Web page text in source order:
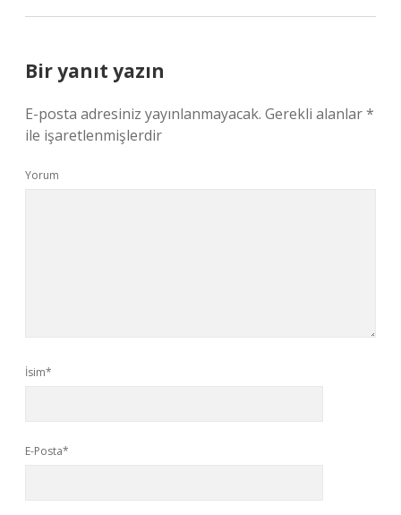
Bir yanıt yazın
E-posta adresiniz yayınlanmayacak. Gerekli alanlar*
ile işaretlenmişlerdir
Yorum
İsim*
E-Posta*